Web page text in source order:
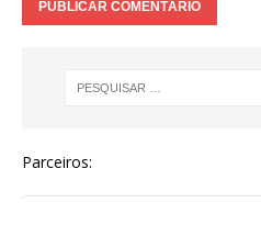
Parceiros: